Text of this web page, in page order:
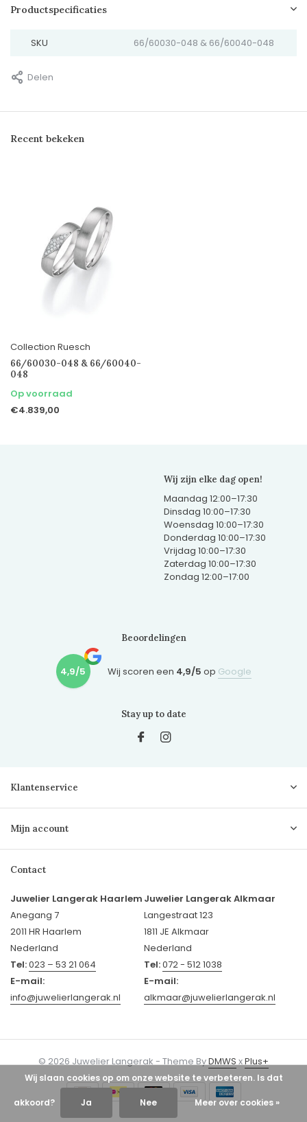
Productspecificaties
SKU 66/60030-048 & 66/60040-048
Delen
Recent bekeken
Collection Ruesch
66/60030-048 & 66/60040-
048
Op voorraad
€4.839,00
Wij zijn elke dag open!
Maandag 12:00–17:30
Dinsdag 10:00–17:30
Woensdag 10:00–17:30
Donderdag 10:00–17:30
Vrijdag 10:00–17:30
Zaterdag 10:00–17:30
Zondag 12:00–17:00
Beoordelingen
4,9/5 Wij scoren een 4,9/5 op Google
Stay up to date
Klantenservice
Mijn account
Contact
Juwelier Langerak Haarlem
Anegang 7
2011 HR Haarlem
Nederland
Tel:023 – 53 21 064
E-mail:
info@juwelierlangerak.nl
Juwelier Langerak Alkmaar
Langestraat 123
1811 JE Alkmaar
Nederland
Tel:072 - 512 1038
E-mail:
alkmaar@juwelierlangerak.nl
© 2026 Juwelier Langerak - Theme ByDMWSxPlus+
Wij slaan cookies op om onze website te verbeteren. Is dat
akkoord? Ja Nee Meer over cookies »